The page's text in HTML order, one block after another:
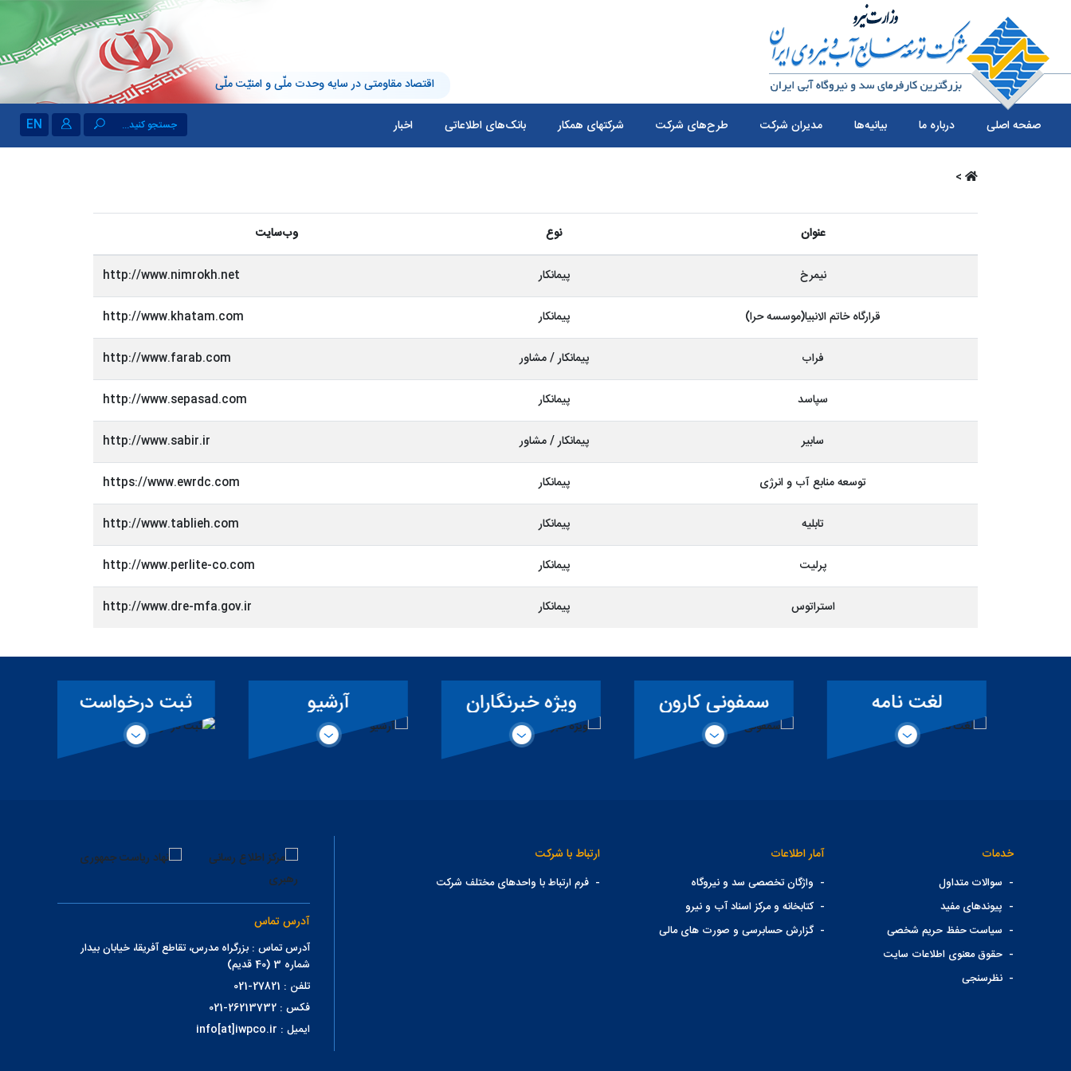
اقتصاد مقاومتی در سایه وحدت ملّی و امنیّت ملّی
صفحه اصلی درباره ما بیانیه‌ها مدیران شرکت طرح‌های شرکت شرکتهای همکار بانک‌های اطلاعاتی اخبار EN جستجو کنید...
>
عنوان نوع وب‌سایت
نیمرخ پیمانکار http://www.nimrokh.net
قرارگاه خاتم الانبیا(موسسه حرا) پیمانکار http://www.khatam.com
فراب پیمانکار / مشاور http://www.farab.com
سپاسد پیمانکار http://www.sepasad.com
سابیر پیمانکار / مشاور http://www.sabir.ir
توسعه منابع آب و انرژی پیمانکار https://www.ewrdc.com
تابلیه پیمانکار http://www.tablieh.com
پرلیت پیمانکار http://www.perlite-co.com
استراتوس پیمانکار http://www.dre-mfa.gov.ir
لغت نامه
تخصصی سد
سمفونی کارون ویژه خبرنگاران آرشیو ثبت درخواست
همکاری حقیقی
خدمات
- سوالات متداول
- پیوندهای مفید
- سیاست حفظ حریم شخصی
- حقوق معنوی اطلاعات سایت
- نظرسنجی
آمار اطلاعات
- واژگان تخصصی سد و نیروگاه
- کتابخانه و مرکز اسناد آب و نیرو
- گزارش حسابرسی و صورت های مالی
ارتباط با شرکت
- فرم ارتباط با واحدهای مختلف شرکت
آدرس تماس
آدرس تماس : بزرگراه مدرس، تقاطع آفریقا، خیابان بیدار
شماره 3 (40 قدیم)
تلفن : 27821-021
فکس : 26213732-021
ایمیل : info[at]iwpco.ir